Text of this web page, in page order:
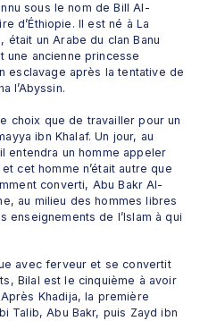
sous le nom de Bill Al-
d’Éthiopie. Il est né à La
était un Arabe du clan Banu
une ancienne princesse
esclavage après la tentative de
l’Abyssin.
choix que de travailler pour un
ibn Khalaf. Un jour, au
entendra un homme appeler
cet homme n’était autre que
au milieu des hommes libres
de l’Islam à qui
avec ferveur et se convertit
Bilal est le cinquième à avoir
Khadija, la première